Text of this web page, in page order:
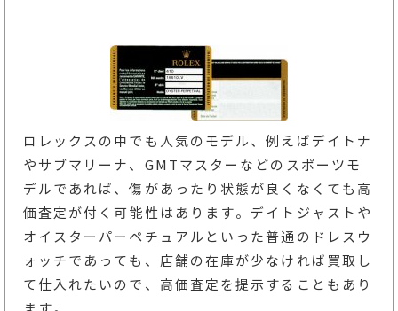
ロレックスの中でも人気のモデル、例えばデイトナ
やサブマリーナ、GMTマスターなどのスポーツモ
デルであれば、傷があったり状態が良くなくても高
価査定が付く可能性はあります。デイトジャストや
オイスターパーペチュアルといった普通のドレスウ
ォッチであっても、店舗の在庫が少なければ買取し
て仕入れたいので、高価査定を提示することもあり